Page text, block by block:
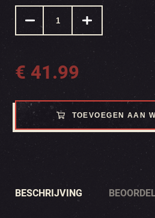
€ 41.99
TOEVOEGEN AAN
BESCHRIJVING